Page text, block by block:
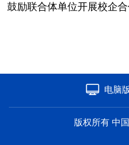
鼓励联合体单位开展校企合
电脑
版权所有 中